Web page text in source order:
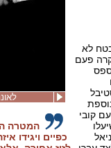
המטרה
כפיים ויגידו
לא
פעם
קובי